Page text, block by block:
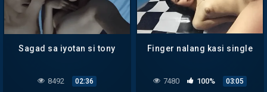
Sagad sa iyotan si tony
8492 02:36
Finger nalang kasi single
7480 100% 03:05